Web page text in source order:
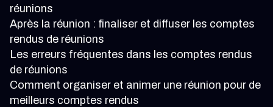
réunions
Après la réunion : finaliser et diffuser les comptes
rendus de réunions
Les erreurs fréquentes dans les comptes rendus
de réunions
Comment organiser et animer une réunion pour de
meilleurs comptes rendus